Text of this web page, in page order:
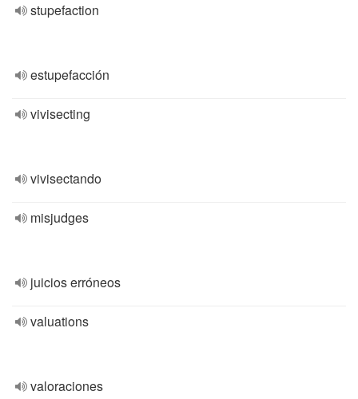
stupefaction
estupefacción
vivisecting
vivisectando
misjudges
juicios erróneos
valuations
valoraciones